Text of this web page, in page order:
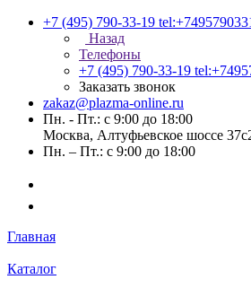
+7 (495) 790-33-19
Назад
Телефоны
+7 (495) 790-33-19
Заказать звонок
zakaz@plazma-online.ru
Пн. - Пт.: с 9:00 до 18:00
Москва, Алтуфьевское шоссе
Пн. – Пт.: с 9:00 до 18:00
Главная
Каталог